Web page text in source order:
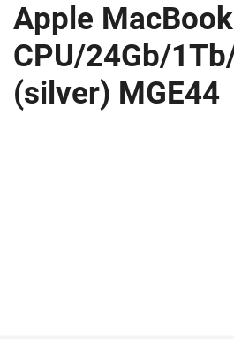
Apple
CPU/24Gb/
(silver) MGE44